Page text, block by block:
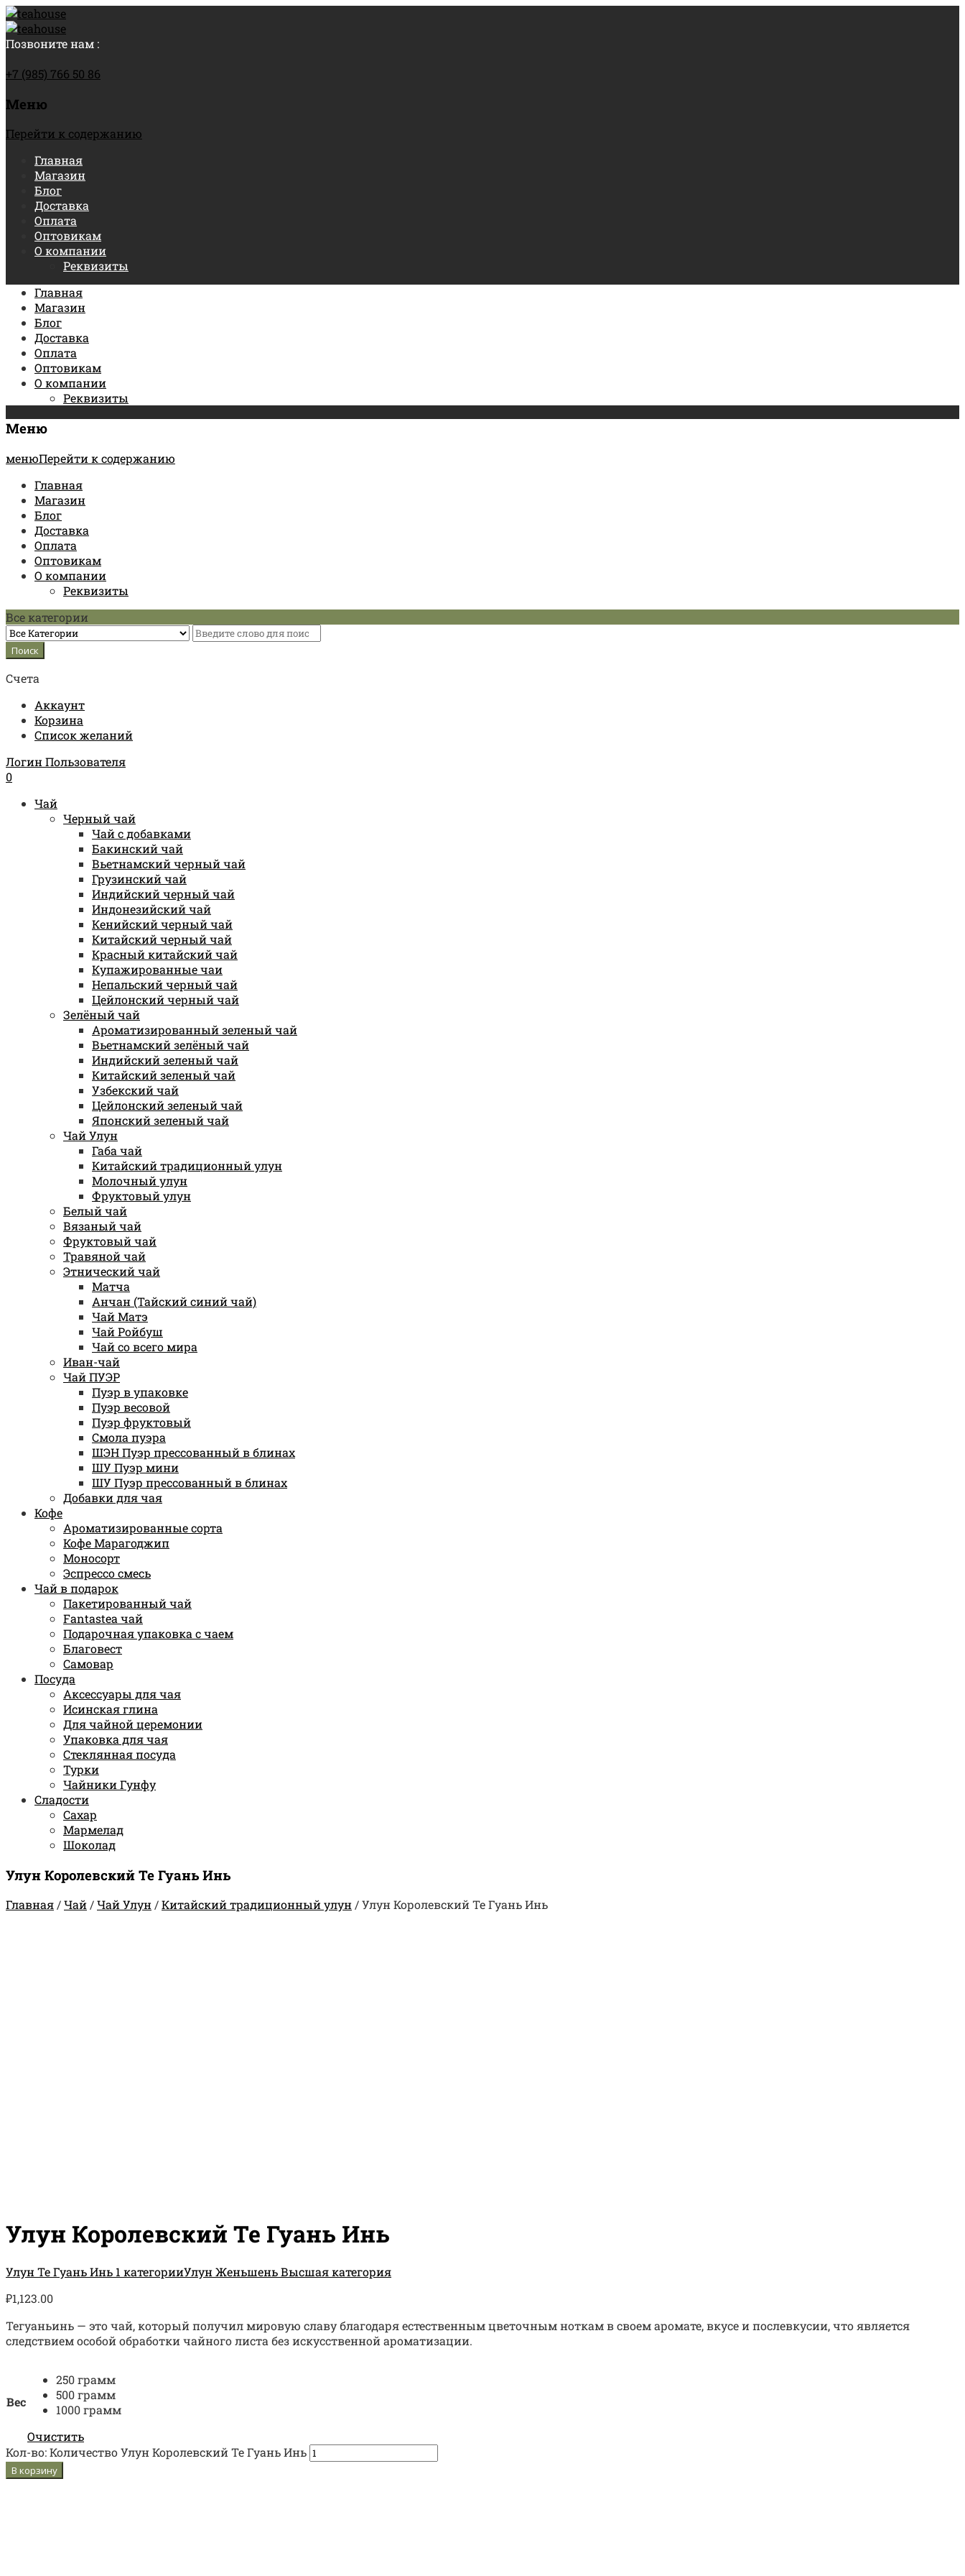
Позвоните нам :
+7 (985) 766 50 86
Меню
Перейти к содержанию
Главная
Магазин
Блог
Доставка
Оплата
Оптовикам
О компании
Реквизиты
Главная
Магазин
Блог
Доставка
Оплата
Оптовикам
О компании
Реквизиты
Меню
менюПерейти к содержанию
Главная
Магазин
Блог
Доставка
Оплата
Оптовикам
О компании
Реквизиты
Все категории
Счета
Аккаунт
Корзина
Список желаний
Логин Пользователя
0
Чай
Черный чай
Чай с добавками
Бакинский чай
Вьетнамский черный чай
Грузинский чай
Индийский черный чай
Индонезийский чай
Кенийский черный чай
Китайский черный чай
Красный китайский чай
Купажированные чаи
Непальский черный чай
Цейлонский черный чай
Зелёный чай
Ароматизированный зеленый чай
Вьетнамский зелёный чай
Индийский зеленый чай
Китайский зеленый чай
Узбекский чай
Цейлонский зеленый чай
Японский зеленый чай
Чай Улун
Габа чай
Китайский традиционный улун
Молочный улун
Фруктовый улун
Белый чай
Вязаный чай
Фруктовый чай
Травяной чай
Этнический чай
Матча
Анчан (Тайский синий чай)
Чай Матэ
Чай Ройбуш
Чай со всего мира
Иван-чай
Чай ПУЭР
Пуэр в упаковке
Пуэр весовой
Пуэр фруктовый
Смола пуэра
ШЭН Пуэр прессованный в блинах
ШУ Пуэр мини
ШУ Пуэр прессованный в блинах
Добавки для чая
Кофе
Ароматизированные сорта
Кофе Марагоджип
Моносорт
Эспрессо смесь
Чай в подарок
Пакетированный чай
Fantastea чай
Подарочная упаковка с чаем
Благовест
Самовар
Посуда
Аксессуары для чая
Исинская глина
Для чайной церемонии
Упаковка для чая
Стеклянная посуда
Турки
Чайники Гунфу
Сладости
Сахар
Мармелад
Шоколад
Улун Королевский Те Гуань Инь
Главная/Чай/Чай Улун/Китайский традиционный улун/Улун Королевский Те Гуань Инь
Улун Королевский Те Гуань Инь
Улун Те Гуань Инь 1 категорииУлун Женьшень Высшая категория
₽1,123.00
Тегуаньинь — это чай, который получил мировую славу благодаря естественным цветочным ноткам в своем аромате, вкусе и послевкусии, что является
следствием особой обработки чайного листа без искусственной ароматизации.
Вес
250 грамм
500 грамм
1000 грамм
Очистить
Кол-во:Количество Улун Королевский Те Гуань Инь
В корзину